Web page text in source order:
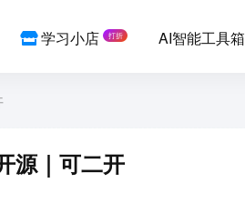
学习小店 打折 AI智能工具箱
源｜可二开